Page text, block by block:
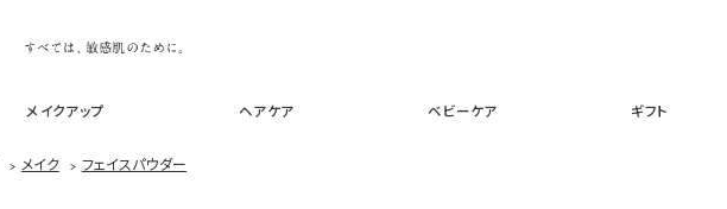
メイクアップ ヘアケア ベビーケア ギフト
> メイク > フェイスパウダー